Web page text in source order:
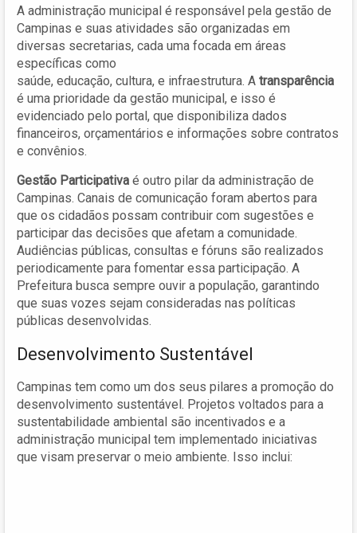
A administração municipal é responsável pela gestão de
Campinas e suas atividades são organizadas em
diversas secretarias, cada uma focada em áreas
específicas como
saúde, educação, cultura, e infraestrutura. A transparência
é uma prioridade da gestão municipal, e isso é
evidenciado pelo portal, que disponibiliza dados
financeiros, orçamentários e informações sobre contratos
e convênios.
Gestão Participativa é outro pilar da administração de
Campinas. Canais de comunicação foram abertos para
que os cidadãos possam contribuir com sugestões e
participar das decisões que afetam a comunidade.
Audiências públicas, consultas e fóruns são realizados
periodicamente para fomentar essa participação. A
Prefeitura busca sempre ouvir a população, garantindo
que suas vozes sejam consideradas nas políticas
públicas desenvolvidas.
Desenvolvimento Sustentável
Campinas tem como um dos seus pilares a promoção do
desenvolvimento sustentável. Projetos voltados para a
sustentabilidade ambiental são incentivados e a
administração municipal tem implementado iniciativas
que visam preservar o meio ambiente. Isso inclui: